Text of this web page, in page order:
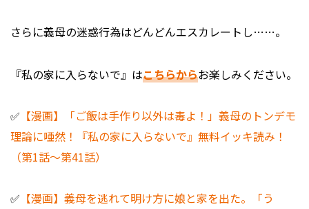
さらに義母の迷惑行為はどんどんエスカレートし……。
『私の家に入らないで』はこちらからお楽しみください。
✅ 【漫画】「ご飯は手作り以外は毒よ！」義母のトンデモ
理論に唖然！『私の家に入らないで』無料イッキ読み！
（第1話～第41話）
✅ 【漫画】義母を逃れて明け方に娘と家を出た。「う